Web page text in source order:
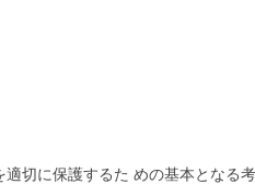
切に保護するた めの基本となる